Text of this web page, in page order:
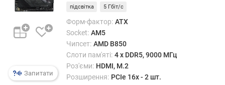
о
'
є
S
A
Запитати
підсвітка 5 Гбіт/с
Форм-фактор: ATX
Socket: AM5
Чипсет: AMD B850
Слоти пам'яті: 4 х DDR5, 9000 МГц
Роз'єми: HDMI, M.2
Розширення: PCIe 16x - 2 шт.